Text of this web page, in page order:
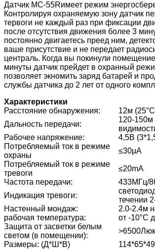
Датчик MC-55Rимеет режим
Контролируя охраняемую зону датчик
тервоги не каждый раз при фиксации
после отсутствия движения более 3
постоянно двигаетесь преед ним,
ваше присутствие и не передает
централь. Когда вы покинули
минуты датчик прейдет в охранный
позволяет экномить заряд батарей и
службы датчика до 2 лет от одного
Характеристики
Расстояние обнаружения:
12м
Дальность передачи:
120-150м
Рабочее напряжение:
4,5В
Потребляемый ток в режиме
охраны
≤30µА
Потребляемый ток в режиме
тревоги
≤20mА
Частота передачи:
433МГц/
Индикация тревоги:
течении
Настенный мондаж:
2.0-2.4м
рабочая температура:
от -10°C
Защита от засветки белым
светом (в помещении):
Размеры: (Д*Ш*В)